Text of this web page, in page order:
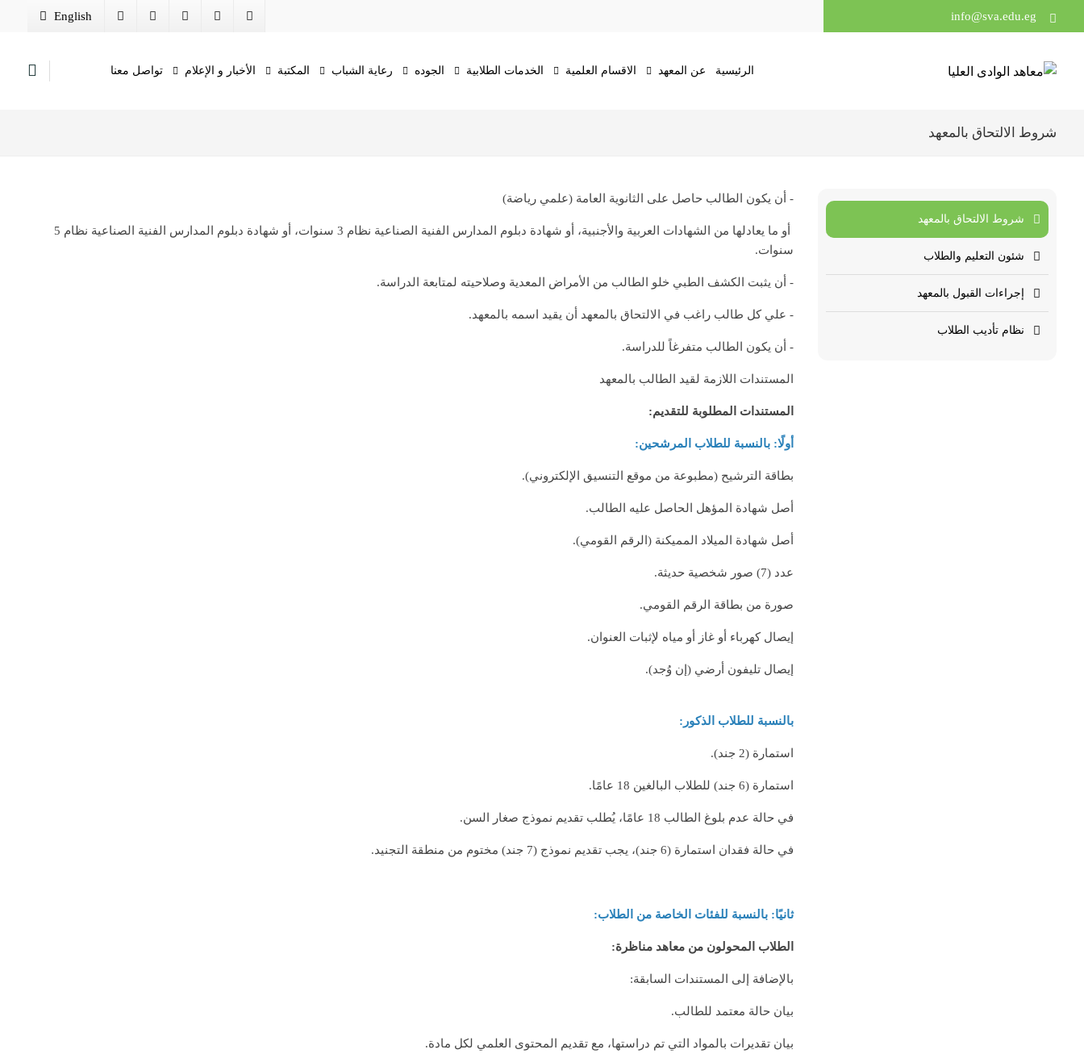
English
الرئيسية عن المعهد الاقسام العلمية الخدمات الطلابية الجوده رعاية الشباب المكتبة الأخبار و الإعلام تواصل معنا
شروط الالتحاق بالمعهد
شروط الالتحاق بالمعهد
شئون التعليم والطلاب
إجراءات القبول بالمعهد
نظام تأديب الطلاب
- أن يكون الطالب حاصل على الثانوية العامة (علمي رياضة)
أو ما يعادلها من الشهادات العربية والأجنبية، أو شهادة دبلوم المدارس الفنية الصناعية نظام 3 سنوات، أو شهادة دبلوم المدارس الفنية الصناعية نظام 5
سنوات.
- أن يثبت الكشف الطبي خلو الطالب من الأمراض المعدية وصلاحيته لمتابعة الدراسة.
- علي كل طالب راغب في الالتحاق بالمعهد أن يقيد اسمه بالمعهد.
- أن يكون الطالب متفرغاً للدراسة.
المستندات اللازمة لقيد الطالب بالمعهد
المستندات المطلوبة للتقديم:
أولًا: بالنسبة للطلاب المرشحين:
بطاقة الترشيح (مطبوعة من موقع التنسيق الإلكتروني).
أصل شهادة المؤهل الحاصل عليه الطالب.
أصل شهادة الميلاد المميكنة (الرقم القومي).
عدد (7) صور شخصية حديثة.
صورة من بطاقة الرقم القومي.
إيصال كهرباء أو غاز أو مياه لإثبات العنوان.
إيصال تليفون أرضي (إن وُجد).
بالنسبة للطلاب الذكور:
استمارة (2 جند).
استمارة (6 جند) للطلاب البالغين 18 عامًا.
في حالة عدم بلوغ الطالب 18 عامًا، يُطلب تقديم نموذج صغار السن.
في حالة فقدان استمارة (6 جند)، يجب تقديم نموذج (7 جند) مختوم من منطقة التجنيد.
ثانيًا: بالنسبة للفئات الخاصة من الطلاب:
الطلاب المحولون من معاهد مناظرة:
بالإضافة إلى المستندات السابقة:
بيان حالة معتمد للطالب.
بيان تقديرات بالمواد التي تم دراستها، مع تقديم المحتوى العلمي لكل مادة.